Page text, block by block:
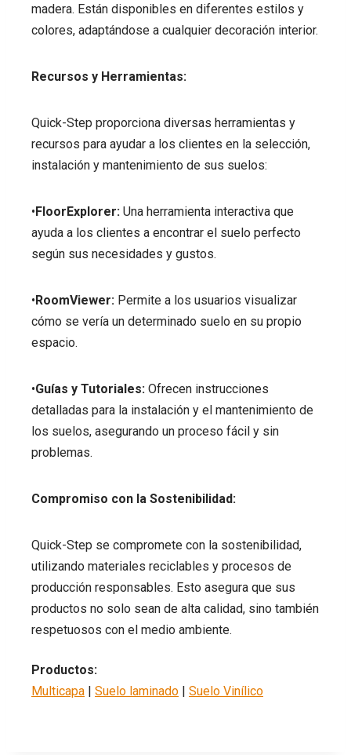
madera. Están disponibles en diferentes estilos y
colores, adaptándose a cualquier decoración interior.
Recursos y Herramientas:
Quick-Step proporciona diversas herramientas y
recursos para ayudar a los clientes en la selección,
instalación y mantenimiento de sus suelos:
•FloorExplorer: Una herramienta interactiva que
ayuda a los clientes a encontrar el suelo perfecto
según sus necesidades y gustos.
•RoomViewer: Permite a los usuarios visualizar
cómo se vería un determinado suelo en su propio
espacio.
•Guías y Tutoriales: Ofrecen instrucciones
detalladas para la instalación y el mantenimiento de
los suelos, asegurando un proceso fácil y sin
problemas.
Compromiso con la Sostenibilidad:
Quick-Step se compromete con la sostenibilidad,
utilizando materiales reciclables y procesos de
producción responsables. Esto asegura que sus
productos no solo sean de alta calidad, sino también
respetuosos con el medio ambiente.
Productos:
Multicapa | Suelo laminado | Suelo Vinílico